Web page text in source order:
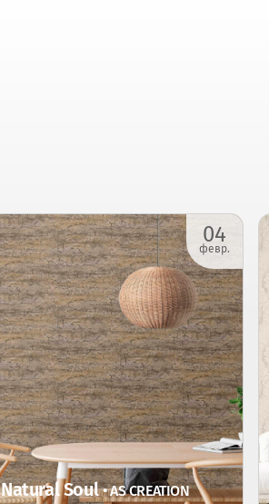
04
февр.
Natural Soul• AS CREATION